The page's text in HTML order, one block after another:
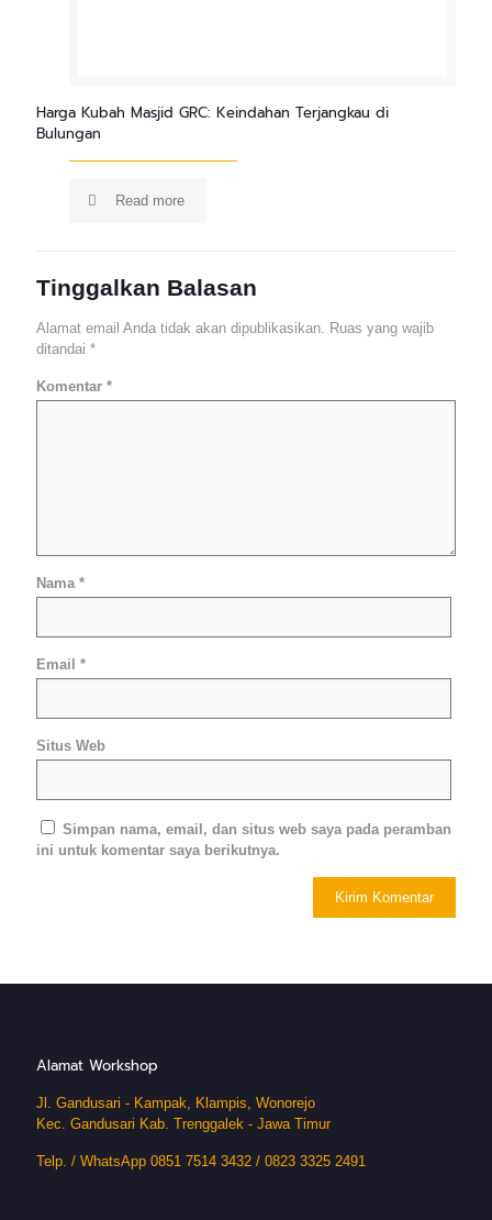
Harga Kubah Masjid GRC: Keindahan Terjangkau di
Bulungan
Read more
Tinggalkan Balasan
Alamat email Anda tidak akan dipublikasikan. Ruas yang wajib
ditandai *
Komentar *
Nama *
Email *
Situs Web
Simpan nama, email, dan situs web saya pada peramban
ini untuk komentar saya berikutnya.
Alamat Workshop
Jl. Gandusari - Kampak, Klampis, Wonorejo
Kec. Gandusari Kab. Trenggalek - Jawa Timur
Telp. / WhatsApp 0851 7514 3432 / 0823 3325 2491